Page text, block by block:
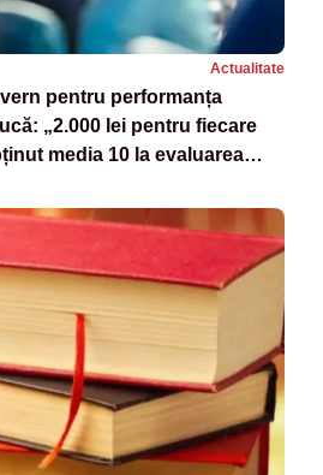
Actualitate
pentru performanța
„2.000 lei pentru fiecare
media 10 la evaluarea